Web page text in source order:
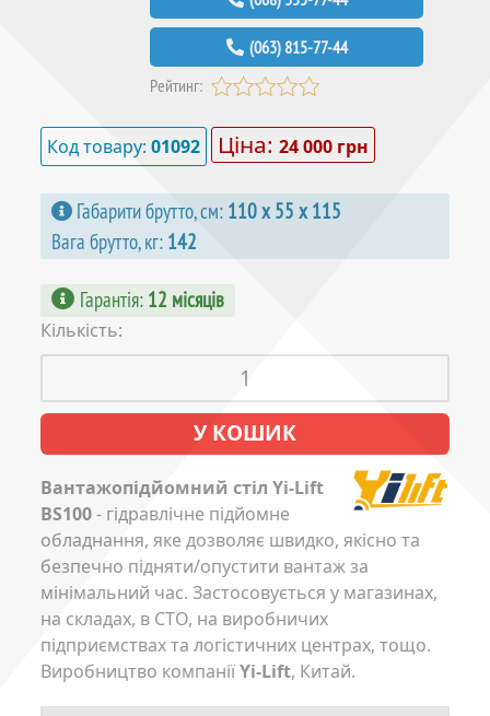
(063) 815-77-44
Рейтинг:
Код товару: 01092 Ціна: 24 000 грн
Габарити брутто, см: 110 х 55 х 115
Вага брутто, кг: 142
Гарантія: 12 місяців
Кількість:
Вантажопідйомний стіл Yi-Lift
BS100- гідравлічне підйомне
обладнання, яке дозволяє швидко, якісно та
безпечно підняти/опустити вантаж за
мінімальний час. Застосовується у магазинах,
на складах, в СТО, на виробничих
підприємствах та логістичних центрах, тощо.
Виробництво компаніїYi-Lift, Китай.